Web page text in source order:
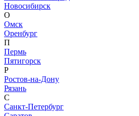
Новосибирск
О
Омск
Оренбург
П
Пермь
Пятигорск
Р
Ростов-на-Дону
Рязань
С
Санкт-Петербург